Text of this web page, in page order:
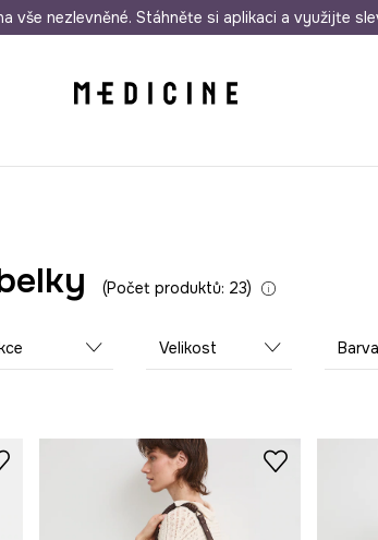
1 200 Kč Odeslání i do 24 hodin
vše nezlevněné. Stáhněte si aplikaci a využijte
Počet produktů: 23
Velikost Barva